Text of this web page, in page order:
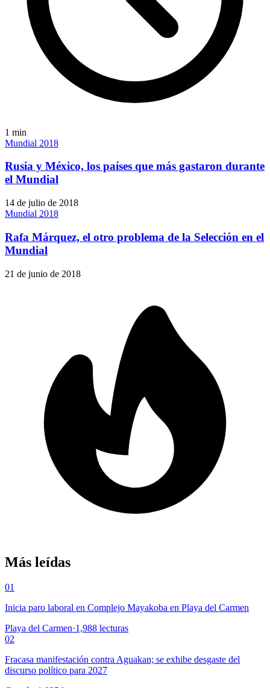
1 min
Mundial 2018
Rusia y México, los países que más gastaron durante
el Mundial
14 de julio de 2018
Mundial 2018
Rafa Márquez, el otro problema de la Selección en el
Mundial
21 de junio de 2018
Más leídas
01
Inicia paro laboral en Complejo Mayakoba en Playa del Carmen
Playa del Carmen·1,988 lecturas
02
Fracasa manifestación contra Aguakan; se exhibe desgaste del
discurso político para 2027